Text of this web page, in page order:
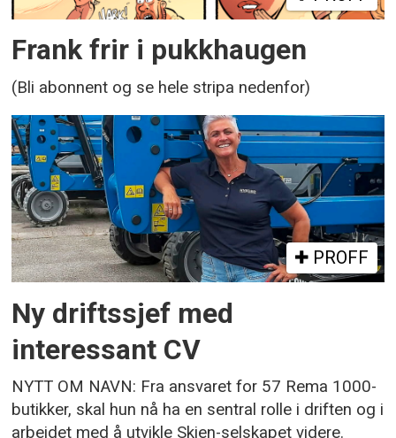
Frank frir i pukkhaugen
(Bli abonnent og se hele stripa nedenfor)
PROFF
Ny driftssjef med
interessant CV
NYTT OM NAVN: Fra ansvaret for 57 Rema 1000-
butikker, skal hun nå ha en sentral rolle i driften og i
arbeidet med å utvikle Skien-selskapet videre.